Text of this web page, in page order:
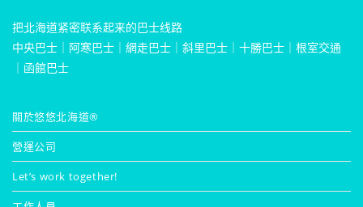
把北海道紧密联系起来的巴士线路
中央巴士
阿寒巴士 網走巴士 斜里巴士 十勝巴士
根室交通
函館巴士
關於悠悠北海道®
營運公司
Let’s work together!